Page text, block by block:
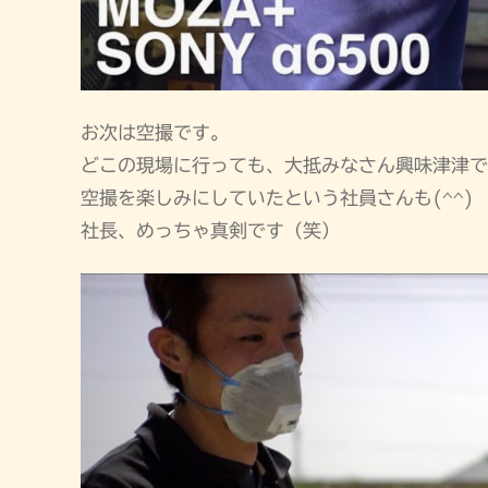
お次は空撮です。
どこの現場に行っても、大抵みなさん興味津津
空撮を楽しみにしていたという社員さんも(^^)
社長、めっちゃ真剣です（笑）